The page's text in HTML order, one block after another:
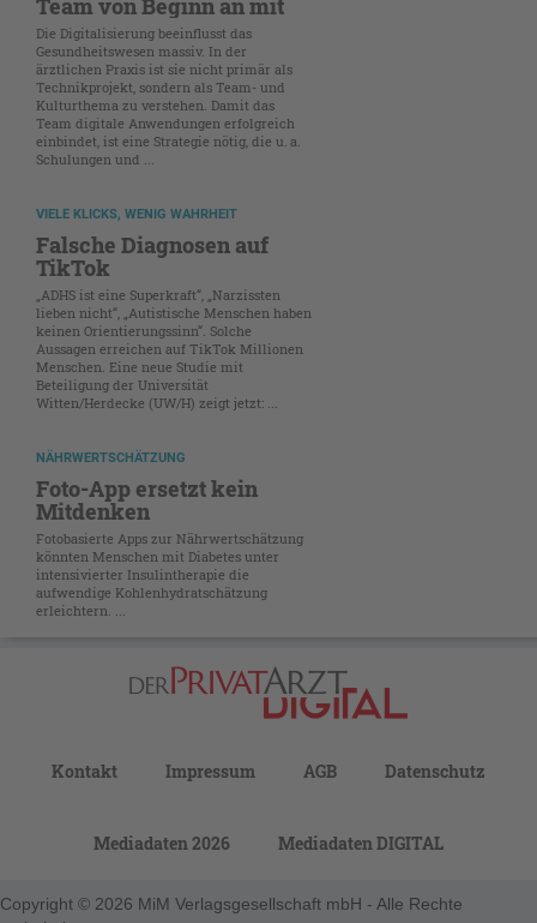
Team von Beginn an mit
Die Digitalisierung beeinflusst das
Gesundheitswesen massiv. In der
ärztlichen Praxis ist sie nicht primär als
Technikprojekt, sondern als Team- und
Kulturthema zu verstehen. Damit das
Team digitale Anwendungen erfolgreich
einbindet, ist eine Strategie nötig, die u. a.
Schulungen und ...
VIELE KLICKS, WENIG WAHRHEIT
Falsche Diagnosen auf
TikTok
„ADHS ist eine Superkraft“, „Narzissten
lieben nicht“, „Autistische Menschen haben
keinen Orientierungssinn“. Solche
Aussagen erreichen auf TikTok Millionen
Menschen. Eine neue Studie mit
Beteiligung der Universität
Witten/Herdecke (UW/H) zeigt jetzt: ...
NÄHRWERTSCHÄTZUNG
Foto-App ersetzt kein
Mitdenken
Fotobasierte Apps zur Nährwertschätzung
könnten Menschen mit Diabetes unter
intensivierter Insulintherapie die
aufwendige Kohlenhydratschätzung
erleichtern. ...
Kontakt Impressum AGB Datenschutz
Mediadaten 2026 Mediadaten DIGITAL
Copyright © 2026 MiM Verlagsgesellschaft mbH - Alle Rechte